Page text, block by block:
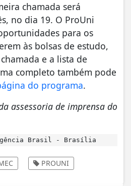
chamada será
no dia 19. O ProUni
para os
às bolsas de estudo,
e a lista de
completo também pode
do programa.
assessoria de imprensa do
Brasil - Brasília
PROUNI